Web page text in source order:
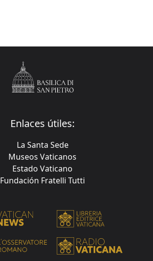
Enlaces útiles:
La Santa Sede
Museos Vaticanos
Estado Vaticano
Fundación Fratelli Tutti